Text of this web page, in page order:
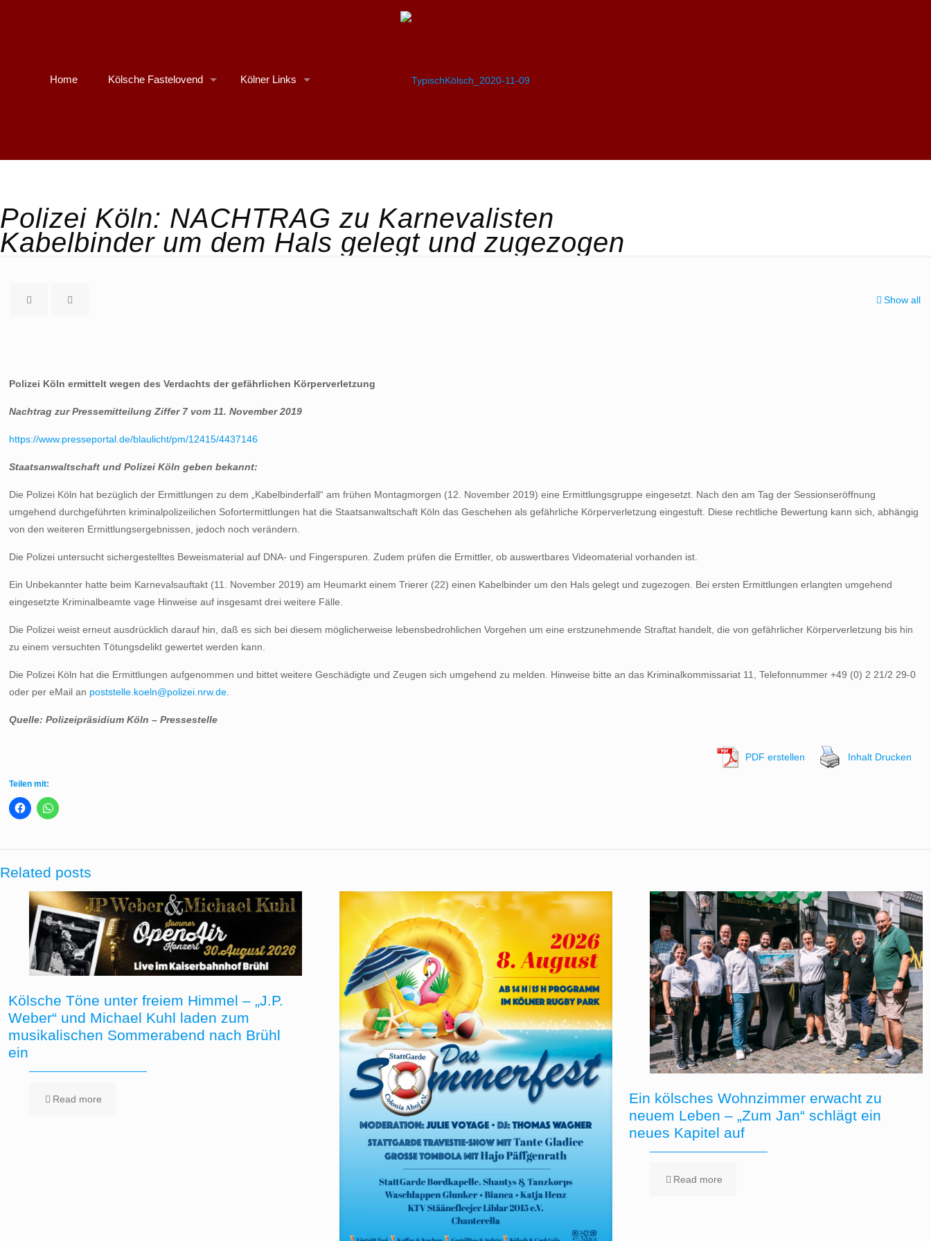
Home Kölsche Fastelovend Kölner Links
Polizei Köln: NACHTRAG zu Karnevalisten
Kabelbinder um dem Hals gelegt und zugezogen
Show all
Polizei Köln ermittelt wegen des Verdachts der gefährlichen Körperverletzung
Nachtrag zur Pressemitteilung Ziffer 7 vom 11. November 2019
https://www.presseportal.de/blaulicht/pm/12415/4437146
Staatsanwaltschaft und Polizei Köln geben bekannt:
Die Polizei Köln hat bezüglich der Ermittlungen zu dem „Kabelbinderfall“ am frühen Montagmorgen (12. November 2019) eine Ermittlungsgruppe eingesetzt. Nach den am Tag der Sessionseröffnung
umgehend durchgeführten kriminalpolizeilichen Sofortermittlungen hat die Staatsanwaltschaft Köln das Geschehen als gefährliche Körperverletzung eingestuft. Diese rechtliche Bewertung kann sich, abhängig
von den weiteren Ermittlungsergebnissen, jedoch noch verändern.
Die Polizei untersucht sichergestelltes Beweismaterial auf DNA- und Fingerspuren. Zudem prüfen die Ermittler, ob auswertbares Videomaterial vorhanden ist.
Ein Unbekannter hatte beim Karnevalsauftakt (11. November 2019) am Heumarkt einem Trierer (22) einen Kabelbinder um den Hals gelegt und zugezogen. Bei ersten Ermittlungen erlangten umgehend
eingesetzte Kriminalbeamte vage Hinweise auf insgesamt drei weitere Fälle.
Die Polizei weist erneut ausdrücklich darauf hin, daß es sich bei diesem möglicherweise lebensbedrohlichen Vorgehen um eine erstzunehmende Straftat handelt, die von gefährlicher Körperverletzung bis hin
zu einem versuchten Tötungsdelikt gewertet werden kann.
Die Polizei Köln hat die Ermittlungen aufgenommen und bittet weitere Geschädigte und Zeugen sich umgehend zu melden. Hinweise bitte an das Kriminalkommissariat 11, Telefonnummer +49 (0) 2 21/2 29-0
oder per eMail an poststelle.koeln@polizei.nrw.de.
Quelle: Polizeipräsidium Köln – Pressestelle
PDF erstellen Inhalt Drucken
Teilen mit:
Related posts
Kölsche Töne unter freiem Himmel – „J.P.
Weber“ und Michael Kuhl laden zum
musikalischen Sommerabend nach Brühl
ein
Read more
Ein kölsches Wohnzimmer erwacht zu
neuem Leben – „Zum Jan“ schlägt ein
neues Kapitel auf
Read more